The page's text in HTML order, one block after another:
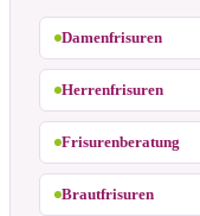
Damenfrisuren
Herrenfrisuren
Frisurenberatung
Brautfrisuren